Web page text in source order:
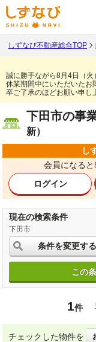
しずなび不動産総合TOP
誠に勝手ながら8月4日（火
休業期間中にいただいたお
卒ご了承のほどお願い申し
下田市の事
新）
し
会員になると
ログイン
現在の検索条件
下田市
条件を変更する
この
1件
チェックした物件を